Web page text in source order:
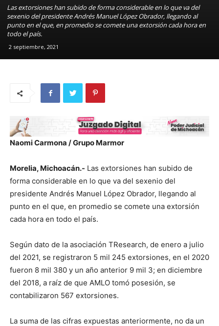
Las extorsiones han subido de forma considerable en lo que va del
sexenio del presidente Andrés Manuel López Obrador, llegando al
punto en el que, en promedio se comete una extorsión cada hora en
todo el país.
2 septiembre, 2021
Naomi Carmona / Grupo Marmor
Morelia, Michoacán.- Las extorsiones han subido de
forma considerable en lo que va del sexenio del
presidente Andrés Manuel López Obrador, llegando al
punto en el que, en promedio se comete una extorsión
cada hora en todo el país.
Según dato de la asociación TResearch, de enero a julio
del 2021, se registraron 5 mil 245 extorsiones, en el 2020
fueron 8 mil 380 y un año anterior 9 mil 3; en diciembre
del 2018, a raíz de que AMLO tomó posesión, se
contabilizaron 567 extorsiones.
La suma de las cifras expuestas anteriormente, no da un